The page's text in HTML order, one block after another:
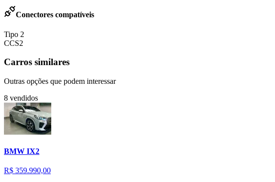
Conectores compatíveis
Tipo 2
CCS2
Carros similares
Outras opções que podem interessar
8 vendidos
BMW IX2
R$ 359.990,00